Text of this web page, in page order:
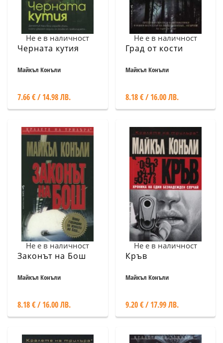
Не е в наличност
Черната кутия
Майкъл Конъли
7.66 € / 14.98 ЛВ.
Не е в наличност
Град от кости
Майкъл Конъли
8.18 € / 16.00 ЛВ.
Не е в наличност
Законът на Бош
Майкъл Конъли
8.18 € / 16.00 ЛВ.
Не е в наличност
Кръв
Майкъл Конъли
9.20 € / 17.99 ЛВ.